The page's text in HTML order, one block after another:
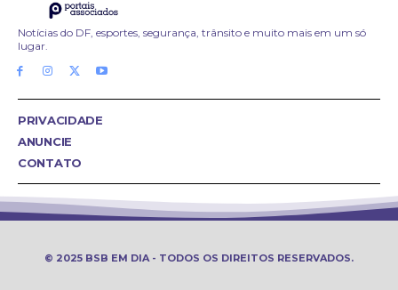
Notícias do DF, esportes, segurança, trânsito e muito mais em um só
lugar.
PRIVACIDADE
ANUNCIE
CONTATO
© 2025 BSB EM DIA - TODOS OS DIREITOS RESERVADOS.